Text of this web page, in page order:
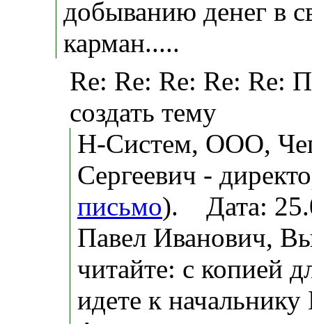
добыванию денег в
карман.....
Re: Re: Re: Re: Re:
создать тему
Н-Систем, ООО,
Сергеевич -
письмо). Дата:
Павел Иванович,
читайте: с копией
идете к